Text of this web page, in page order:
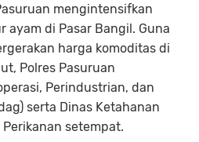
mengintensifkan
ayam di Pasar Bangil. Guna
harga komoditas di
Polres Pasuruan
Perindustrian, dan
serta Dinas Ketahanan
setempat.